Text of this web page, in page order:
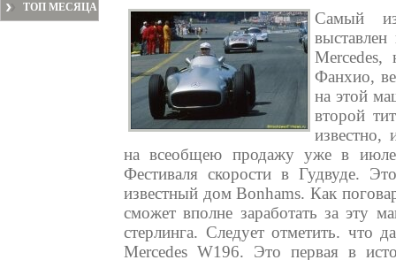
ТОП МЕСЯЦА
Самый
Mercedes,
Фанхио,
на этой
второй
известно,
на всеобщею продажу уже в
Фестиваля скорости в Гудвуде.
известный дом Bonhams. Как
сможет вполне заработать за эту
стерлинга. Следует отметить. что
Mercedes W196. Это первая в